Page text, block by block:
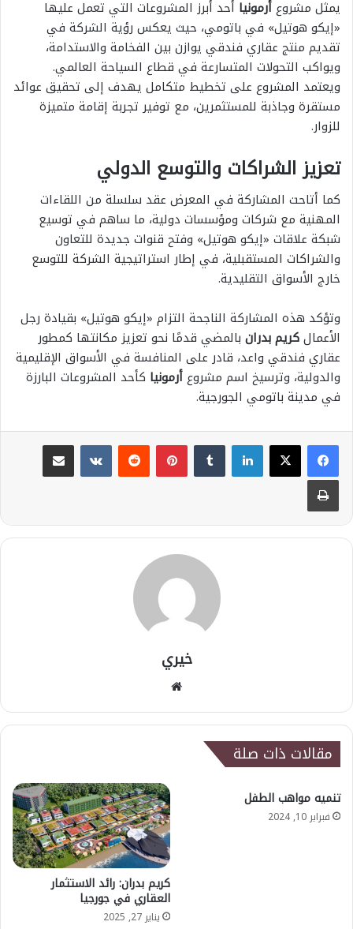
يمثل مشروعأرمونيا أحد أبرز المشروعات التي تعمل عليها
«إيكو هوتيل» في باتومي، حيث يعكس رؤية الشركة في
تقديم منتج عقاري فندقي يوازن بين الفخامة والاستدامة،
ويواكب التحولات المتسارعة في قطاع السياحة العالمي.
ويعتمد المشروع على تخطيط متكامل يهدف إلى تحقيق عوائد
مستقرة وجاذبة للمستثمرين، مع توفير تجربة إقامة متميزة
للزوار.
تعزيز الشراكات والتوسع الدولي
كما أتاحت المشاركة في المعرض عقد سلسلة من اللقاءات
المهنية مع شركات ومؤسسات دولية، ما ساهم في توسيع
شبكة علاقات «إيكو هوتيل» وفتح قنوات جديدة للتعاون
والشراكات المستقبلية، في إطار استراتيجية الشركة للتوسع
خارج الأسواق التقليدية.
وتؤكد هذه المشاركة الناجحة التزام «إيكو هوتيل» بقيادة رجل
الأعمالكريم بدران بالمضي قدمًا نحو تعزيز مكانتها كمطور
عقاري فندقي واعد، قادر على المنافسة في الأسواق الإقليمية
والدولية، وترسيخ اسم مشروعأرمونيا كأحد المشروعات البارزة
في مدينة باتومي الجورجية.
لينكدإن بينتيريست
مشاركة عبر البريد
طباعة
خيري
مقالات ذات صلة
تنميه مواهب الطفل
فبراير 10, 2024
كريم بدران: رائد الاستثمار
العقاري في جورجيا
يناير 27, 2025